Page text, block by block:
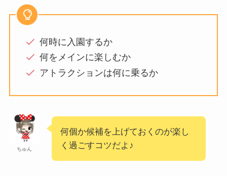
何時に入園するか
何をメインに楽しむか
アトラクションは何に乗るか
ちゅん
何個か候補を上げておくのが楽し
く過ごすコツだよ♪